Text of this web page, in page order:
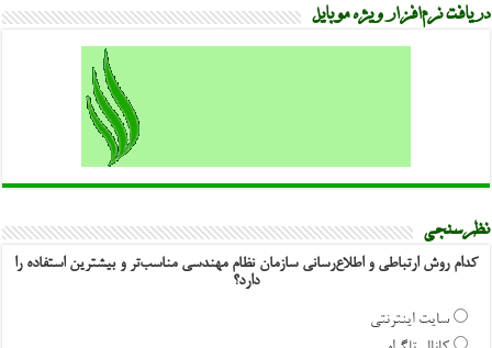
دریافت نرم‌افزار ویژه موبایل
نظرسنجی
کدام روش ارتباطی و اطلاع‌رسانی سازمان نظام مهندسی مناسب‌تر و بیشترین استفاده را
دارد؟
سایت اینترنتی